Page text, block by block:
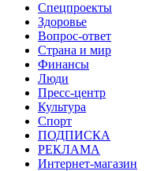
Спецпроекты
Здоровье
Вопрос-ответ
Страна и мир
Финансы
Люди
Пресс-центр
Культура
Спорт
ПОДПИСКА
РЕКЛАМА
Интернет-магазин